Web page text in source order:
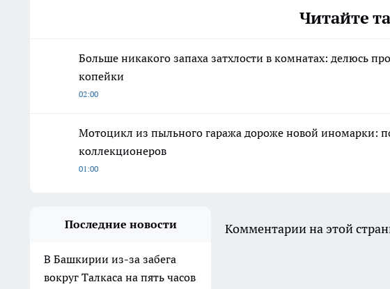
Читайте
Больше никакого запаха затхлости в комнатах: делюсь
копейки
02:00
Мотоцикл из пыльного гаража дороже новой иномарки:
коллекционеров
01:00
Последние новости
В Башкирии из-за забега
вокруг Талкаса на пять часов
Комментарии на этой